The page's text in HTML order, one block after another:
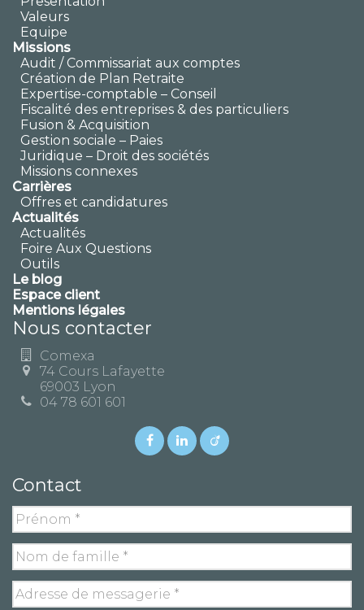
Valeurs
Equipe
Missions
Audit / Commissariat aux comptes
Création de Plan Retraite
Expertise-comptable – Conseil
Fiscalité des entreprises & des particuliers
Fusion & Acquisition
Gestion sociale – Paies
Juridique – Droit des sociétés
Missions connexes
Carrières
Offres et candidatures
Actualités
Actualités
Foire Aux Questions
Outils
Le blog
Espace client
Mentions légales
Nous contacter
Comexa
74 Cours Lafayette
69003 Lyon
04 78 601 601
Contact